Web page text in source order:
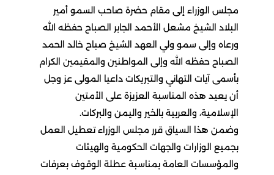
مجلس الوزراء إلى مقام حضرة صاحب السمو أمير
البلاد الشيخ مشعل الأحمد الجابر الصباح حفظه الله
ورعاه وإلى سمو ولي العهد الشيخ صباح خالد الحمد
الصباح حفظه الله وإلى المواطنين والمقيمين الكرام
بأسمى آيات التهاني والتبريكات داعيا المولى عز وجل
أن يعيد هذه المناسبة العزيزة على الأمتين
الإسلامية، والعربية بالخير واليمن والبركات.
وضمن هذا السياق قرر مجلس الوزراء تعطيل العمل
بجميع الوزارات والجهات الحكومية والهيئات
والمؤسسات العامة بمناسبة عطلة الوقوف بعرفات